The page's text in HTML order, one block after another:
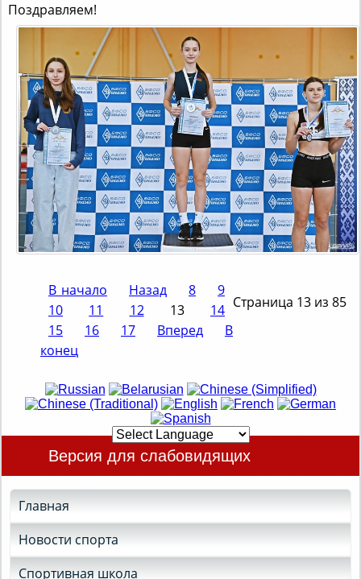
Версия для слабовидящих
Главная
Новости спорта
Спортивная школа
10
11 12
14
15
16 17 Вперед
конец